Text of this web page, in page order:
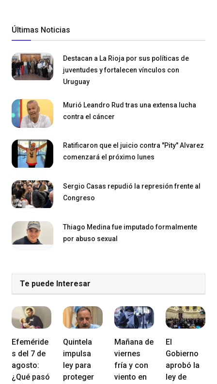
Últimas Noticias
Destacan a La Rioja por sus políticas de
juventudes y fortalecen vínculos con
Uruguay
Murió Leandro Rud tras una extensa lucha
contra el cáncer
Ratificaron que el juicio contra "Pity" Alvarez
comenzará el próximo lunes
Sergio Casas repudió la represión frente al
Congreso
Thiago Medina fue imputado formalmente
por abuso sexual
Te puede Interesar
Efeméride
s del 7 de
agosto:
¿Qué pasó
Quintela
impulsa
ley para
proteger
Mañana de
viernes
fría y con
viento en
El
Gobierno
aprobó la
ley de